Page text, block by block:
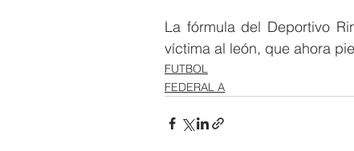
La fórmula del Deportivo
víctima al león, que ahora
FUTBOL
FEDERAL A